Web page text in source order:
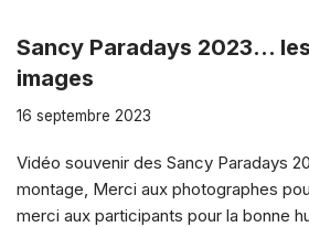
Sancy Paradays 2023…
images
16 septembre 2023
Vidéo souvenir des Sancy Paradays
montage, Merci aux photographes
merci aux participants pour la bonne